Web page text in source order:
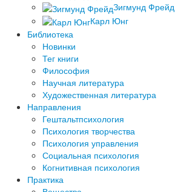
Зигмунд Фрейд
Карл Юнг
Библиотека
Новинки
Тег книги
Философия
Научная литература
Художественная литература
Направления
Гештальтпсихология
Психология творчества
Психология управления
Социальная психология
Когнитивная психология
Практика